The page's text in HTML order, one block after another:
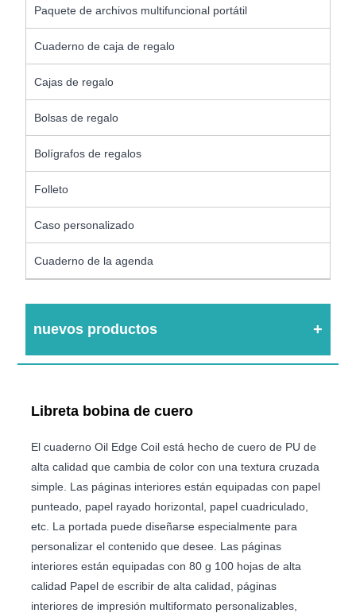
Paquete de archivos multifuncional portátil
Cuaderno de caja de regalo
Cajas de regalo
Bolsas de regalo
Bolígrafos de regalos
Folleto
Caso personalizado
Cuaderno de la agenda
nuevos productos
Libreta bobina de cuero
El cuaderno Oil Edge Coil está hecho de cuero de PU de
alta calidad que cambia de color con una textura cruzada
simple. Las páginas interiores están equipadas con papel
punteado, papel rayado horizontal, papel cuadriculado,
etc. La portada puede diseñarse especialmente para
personalizar el contenido que desee. Las páginas
interiores están equipadas con 80 g 100 hojas de alta
calidad Papel de escribir de alta calidad, páginas
interiores de impresión multiformato personalizables,